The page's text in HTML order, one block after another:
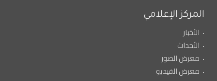
المركز الإعلامي
الأخبار
الأحداث
معرض الصور
معرض الفيديو